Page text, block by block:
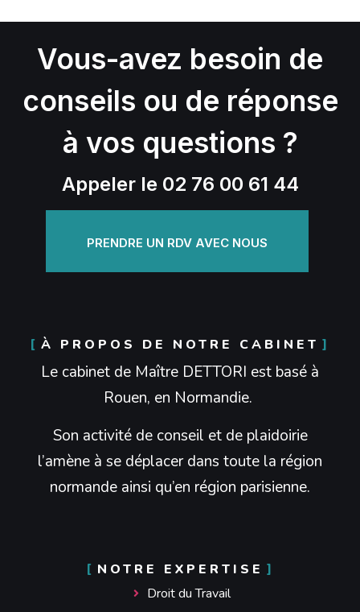
Vous-avez besoin de
conseils ou de réponse
à vos questions ?
Appeler le 02 76 00 61 44
PRENDRE UN RDV AVEC NOUS
À PROPOS DE NOTRE CABINET
Le cabinet de Maître DETTORI est basé à
Rouen, en Normandie.
Son activité de conseil et de plaidoirie
l’amène à se déplacer dans toute la région
normande ainsi qu’en région parisienne.
NOTRE EXPERTISE
Droit du Travail